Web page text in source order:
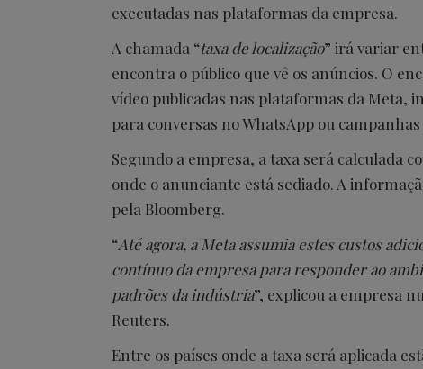
executadas nas plataformas da empresa.
A chamada “taxa de localização” irá variar
encontra o público que vê os anúncios. O
vídeo publicadas nas plataformas da Meta,
para conversas no WhatsApp ou
Segundo a empresa, a taxa será calculada
onde o anunciante está sediado. A
pela Bloomberg.
“Até agora, a Meta assumia estes custos
contínuo da empresa para responder ao
padrões da indústria”, explicou a empresa
Reuters.
Entre os países onde a taxa será aplicada